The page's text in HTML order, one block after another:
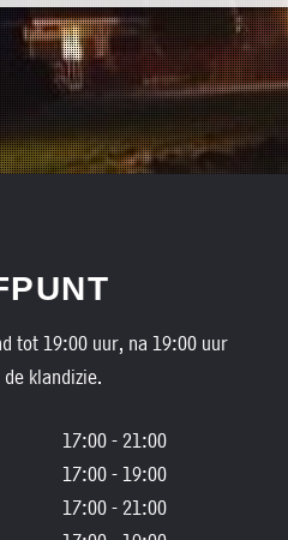
tot 19:00 uur, na 19:00 uur
klandizie.
17:00 - 21:00
17:00 - 19:00
17:00 - 21:00